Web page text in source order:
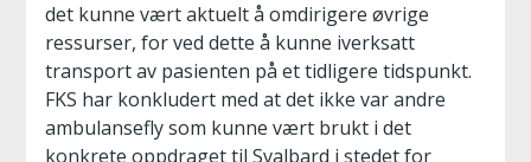
det kunne vært aktuelt å omdirigere øvrige
ressurser, for ved dette å kunne iverksatt
transport av pasienten på et tidligere tidspunkt.
FKS har konkludert med at det ikke var andre
ambulansefly som kunne vært brukt i det
konkrete oppdraget til Svalbard i stedet for